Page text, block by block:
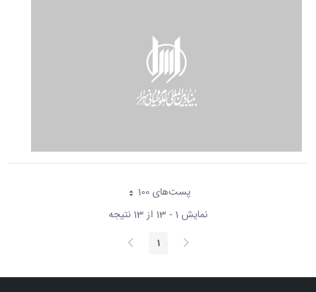
پست‌‌های 100هر صفحه
نمایش 1 - 13 از 13 نتیجه
پیغام
قبلی صفحه1 صفحه
بعد